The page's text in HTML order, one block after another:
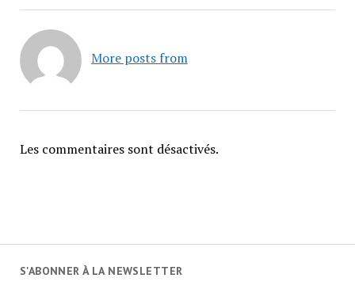
More posts from
Les commentaires sont désactivés.
S'ABONNER À LA NEWSLETTER